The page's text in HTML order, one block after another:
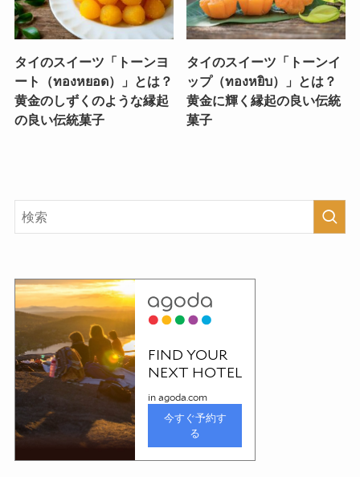
タイのスイーツ「トーンヨ
ート（ทองหยอด）」とは？
黄金のしずくのような縁起
の良い伝統菓子
タイのスイーツ「トーンイ
ップ（ทองหยิบ）」とは？
黄金に輝く縁起の良い伝統
菓子